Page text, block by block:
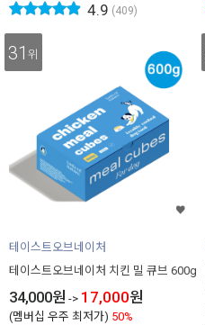
4.9 (409)
31 위
테이스트오브네이처
테이스트오브네이처 치킨 밀 큐브 600g
34,000원 -> 17,000원
(멤버십 우주 최저가) 50%